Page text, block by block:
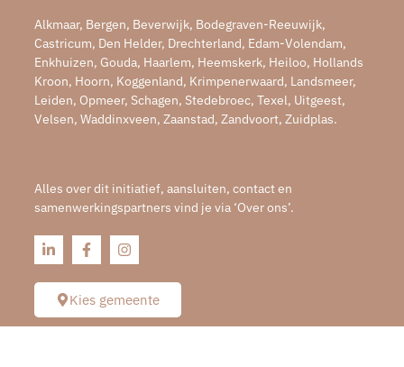
Alkmaar, Bergen, Beverwijk, Bodegraven-Reeuwijk,
Castricum, Den Helder, Drechterland, Edam-Volendam,
Enkhuizen, Gouda, Haarlem, Heemskerk, Heiloo, Hollands
Kroon, Hoorn, Koggenland, Krimpenerwaard, Landsmeer,
Leiden, Opmeer, Schagen, Stedebroec, Texel, Uitgeest,
Velsen, Waddinxveen, Zaanstad, Zandvoort, Zuidplas.
Alles over dit initiatief, aansluiten, contact en
samenwerkingspartners vind je via ‘Over ons’.
Kies gemeente